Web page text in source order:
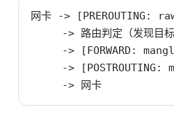
网卡 -> [PREROUTING:
-> 路由判定（发现目标
-> [FORWARD:
-> [POSTROUTING:
     -> 网卡